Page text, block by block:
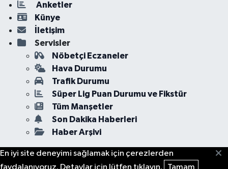
Anketler
Künye
İletişim
Servisler
Nöbetçi Eczaneler
Hava Durumu
Trafik Durumu
Süper Lig Puan Durumu ve Fikstür
Tüm Manşetler
Son Dakika Haberleri
Haber Arşivi
En iyi site deneyimi sağlamak için çerezlerden